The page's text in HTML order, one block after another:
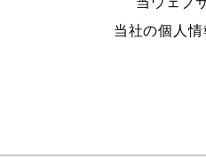
当社の個人